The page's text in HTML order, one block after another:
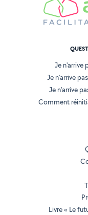
Je n'arrive
Je n'arrive
Je n'arrive
Comment
Livre « Le